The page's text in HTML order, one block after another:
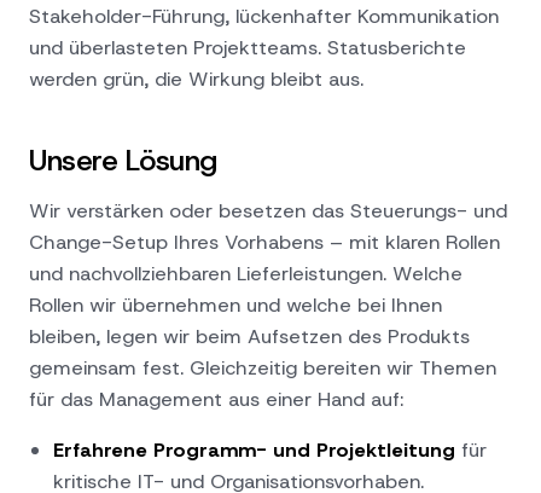
Stakeholder-Führung, lückenhafter Kommunikation
und überlasteten Projektteams. Statusberichte
werden grün, die Wirkung bleibt aus.
Unsere Lösung
Wir verstärken oder besetzen das Steuerungs- und
Change-Setup Ihres Vorhabens – mit klaren Rollen
und nachvollziehbaren Lieferleistungen. Welche
Rollen wir übernehmen und welche bei Ihnen
bleiben, legen wir beim Aufsetzen des Produkts
gemeinsam fest. Gleichzeitig bereiten wir Themen
für das Management aus einer Hand auf:
Erfahrene Programm- und Projektleitung für
kritische IT- und Organisations­vorhaben.